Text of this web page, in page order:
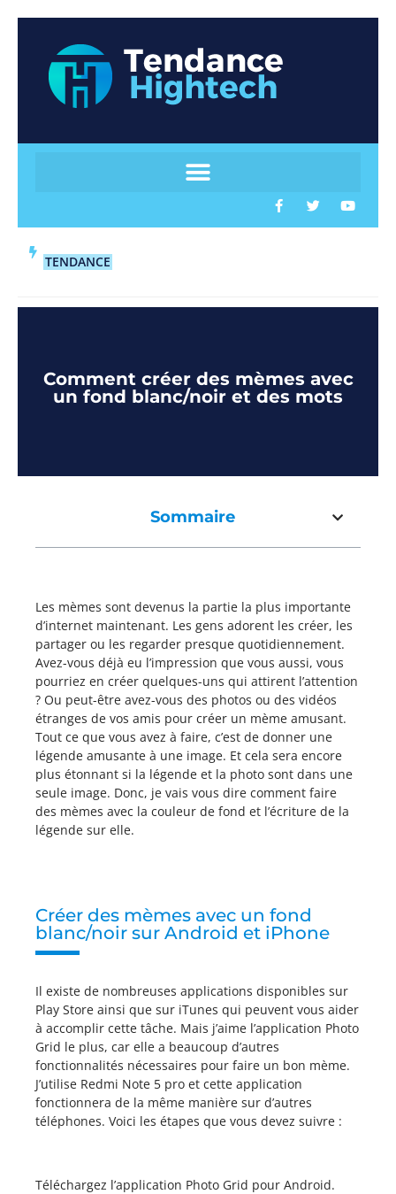
TENDANCE
Comment créer des mèmes avec
un fond blanc/noir et des mots
Sommaire
Les mèmes sont devenus la partie la plus importante
d’internet maintenant. Les gens adorent les créer, les
partager ou les regarder presque quotidiennement.
Avez-vous déjà eu l’impression que vous aussi, vous
pourriez en créer quelques-uns qui attirent l’attention
? Ou peut-être avez-vous des photos ou des vidéos
étranges de vos amis pour créer un mème amusant.
Tout ce que vous avez à faire, c’est de donner une
légende amusante à une image. Et cela sera encore
plus étonnant si la légende et la photo sont dans une
seule image. Donc, je vais vous dire comment faire
des mèmes avec la couleur de fond et l’écriture de la
légende sur elle.
Créer des mèmes avec un fond
blanc/noir sur Android et iPhone
Il existe de nombreuses applications disponibles sur
Play Store ainsi que sur iTunes qui peuvent vous aider
à accomplir cette tâche. Mais j’aime l’application Photo
Grid le plus, car elle a beaucoup d’autres
fonctionnalités nécessaires pour faire un bon mème.
J’utilise Redmi Note 5 pro et cette application
fonctionnera de la même manière sur d’autres
téléphones. Voici les étapes que vous devez suivre :
Téléchargez l’application Photo Grid pour Android.